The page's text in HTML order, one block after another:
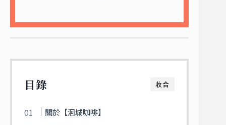
收合
目錄
關於【洄城咖啡】